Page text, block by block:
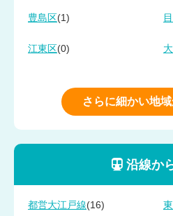
豊島区 (1)
江東区 (0)
さらに細かい地
沿線か
都営大江戸線(16)